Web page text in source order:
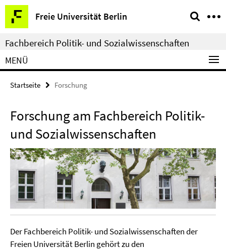
Springe
direkt
zu
Inhalt
Freie Universität Berlin
Service-
Navigation
Fachbereich Politik- und Sozialwissenschaften
MENÜ
Startseite Forschung
Forschung am Fachbereich Politik-
und Sozialwissenschaften
Der Fachbereich Politik- und Sozialwissenschaften der
Freien Universität Berlin gehört zu den